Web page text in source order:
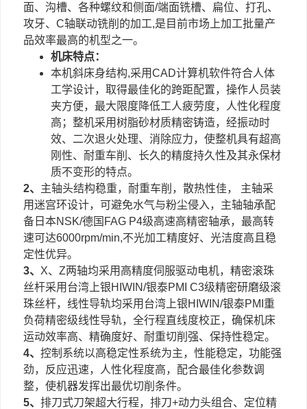
面、沟槽、各种螺纹和侧面/端面铣槽、扁位、打孔、
攻牙、C轴联动铣削的加工,是目前市场上加工批量产
品效率最高的机型之一。
机床特点：
本机斜床身结构,采用CAD计算机软件符合人体
工学设计，取得最佳化的跨距配置，操作人员装
夹方便，最大限度降低工人疲劳度，人性化程度
高；整机采用树脂砂材质精密铸造，经振动时
效、二次退火处理、消除应力，使整机具有超高
刚性、耐重车削、长久的精度持久性及其永保材
质不变形的特点。
2、 主轴头结构稳重，耐重车削，散热性佳， 主轴采
用迷宫环设计，可避免水气与粉尘侵入，主轴轴承配
备日本NSK/德国FAG P4级高速高精密轴承，最高转
速可达6000rpm/min,不光加工精度好、光洁度高且稳
定性优异。
3、 X、Z两轴均采用高精度伺服驱动电机，精密滚珠
丝杆采用台湾上银HIWIN/银泰PMI C3级精密研磨级滚
珠丝杆，线性导轨均采用台湾上银HIWIN/银泰PMI重
负荷精密级线性导轨，全行程直线度校正，确保机床
运动效率高、精确度好、耐重切削强、保持性稳定。
4、控制系统以高稳定性系统为主，性能稳定，功能强
劲，反应迅速，人性化程度高，配合最佳化参数调
整，使机器发挥出最优切削条件。
5、排刀式刀架超大行程，排刀+动力头组合、定位精